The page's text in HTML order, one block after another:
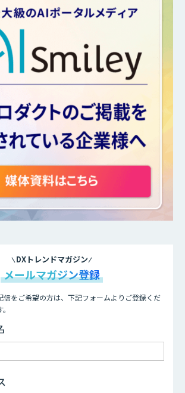
DXトレンドマガジン
メールマガジン登録
信をご希望の方は、下記フォームよりご登録くだ